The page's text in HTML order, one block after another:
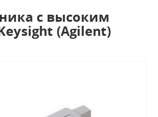
с высоким
(Agilent)